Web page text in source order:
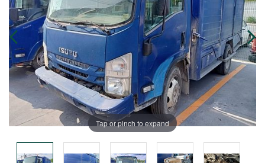
Tap or pinch to expand